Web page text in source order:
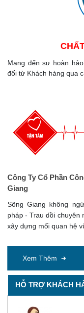
Mang đến sự hoàn
đối từ Khách hàng qua
Công Ty Cổ Phần
Giang
Sông Giang không
pháp - Trau dồi chuyên
xây dựng mối quan hệ
Xem Thêm
HỖ TRỢ KHÁCH